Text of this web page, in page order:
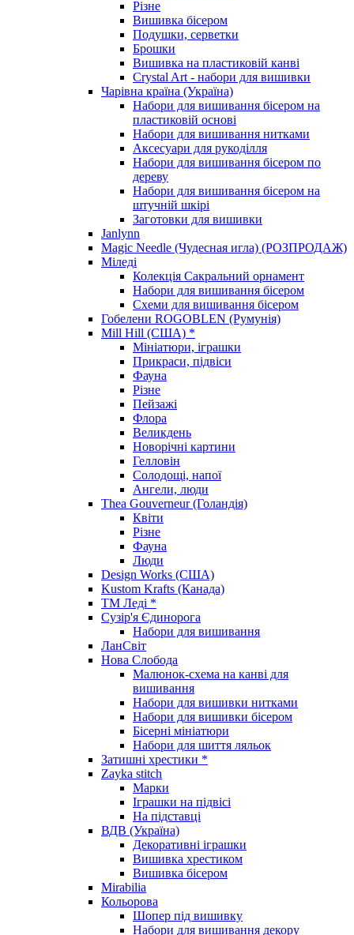
Різне
Вишивка бісером
Подушки, серветки
Брошки
Вишивка на пластиковій канві
Crystal Art - набори для вишивки
Чарівна країна (Україна)
Набори для вишивання бісером на
пластиковій основі
Набори для вишивання нитками
Аксесуари для рукоділля
Набори для вишивання бісером по
дереву
Набори для вишивання бісером на
штучній шкірі
Заготовки для вишивки
Janlynn
Magic Needle (Чудесная игла) (РОЗПРОДАЖ)
Міледі
Колекція Сакральний орнамент
Набори для вишивання бісером
Схеми для вишивання бісером
Гобелени ROGOBLEN (Румунія)
Mill Hill (США) *
Мініатюри, іграшки
Прикраси, підвіси
Фауна
Різне
Пейзажі
Флора
Великдень
Новорічні картини
Гелловін
Солодощі, напої
Ангели, люди
Thea Gouverneur (Голандія)
Квіти
Різне
Фауна
Люди
Design Works (США)
Kustom Krafts (Канада)
ТМ Леді *
Сузір'я Єдинорога
Набори для вишивання
ЛанСвіт
Нова Слобода
Малюнок-схема на канві для
вишивання
Набори для вишивки нитками
Набори для вишивки бісером
Бісерні мініатюри
Набори для шиття ляльок
Затишні хрестики *
Zayka stitch
Марки
Іграшки на підвісі
На підставці
ВДВ (Україна)
Декоративні іграшки
Вишивка хрестиком
Вишивка бісером
Mirabilia
Кольорова
Шопер під вишивку
Набори для вишивання декору